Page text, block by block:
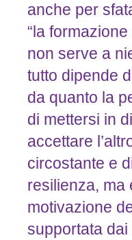
anche per
“la
non serve a
tutto dipende
da quanto la
di mettersi in
accettare
circostante e
resilienza, ma
motivazione
supportata